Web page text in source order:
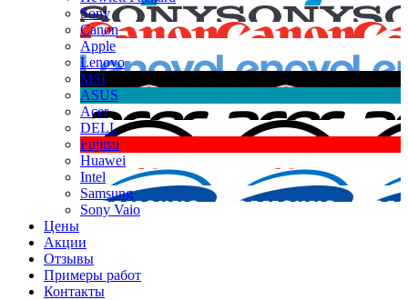
Sony
Canon
Apple
Lenovo
MSI
ASUS
Acer
DELL
Fujitsu
Huawei
Intel
Samsung
Sony Vaio
Цены
Акции
Отзывы
Примеры работ
Контакты